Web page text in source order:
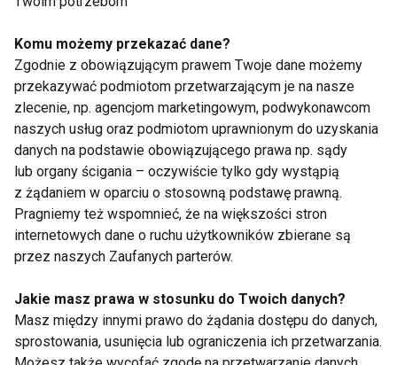
położonych w najbliższym otoczeniu guza.
Przerzuty odległe mogą być zlokalizowane m.in. w
płucach, wątrobie, kościach, mózgu. Pierwsze
przerzuty mogą niestety od razu pojawiać się w
narządach wewnętrznych.
Przebieg czerniaka jest najczęściej przewlekły i
postępujący. Szczyt przerzutów występuje zwykle
po pierwszym i drugim roku od rozpoznania choroby,
choć zdarzają się i przerzuty późne (5-10 lat po
rozpoznaniu). Znane są także przypadki
samoistnego ustępowania potwierdzonych
histologicznie przerzutów.
Komu możemy przekazać dane?
Zgodnie z obowiązującym prawem Twoje dane możemy
przekazywać podmiotom przetwarzającym je na nasze
zlecenie, np. agencjom marketingowym, podwykonawcom
naszych usług oraz podmiotom uprawnionym do uzyskania
danych na podstawie obowiązującego prawa np. sądy
lub organy ścigania – oczywiście tylko gdy wystąpią
z żądaniem w oparciu o stosowną podstawę prawną.
Pragniemy też wspomnieć, że na większości stron
internetowych dane o ruchu użytkowników zbierane są
przez naszych Zaufanych parterów.
Jakie masz prawa w stosunku do Twoich danych?
Masz między innymi prawo do żądania dostępu do danych,
sprostowania, usunięcia lub ograniczenia ich przetwarzania.